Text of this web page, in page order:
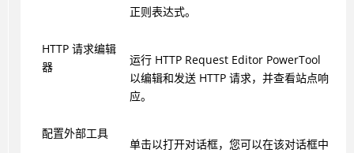
正则表达式。
HTTP 请求编辑
器
运行 HTTP Request Editor PowerTool
以编辑和发送 HTTP 请求，并查看站点响
应。
配置外部工具
单击以打开对话框，您可以在该对话框中